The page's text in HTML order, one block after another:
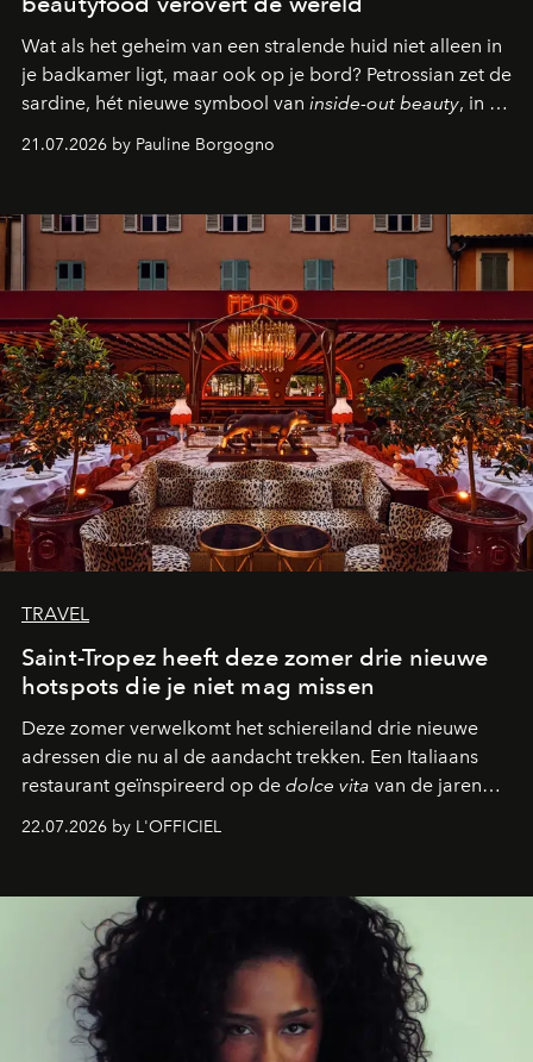
Wat als het geheim van een stralende huid niet alleen in
je badkamer ligt, maar ook op je bord? Petrossian zet de
sardine, hét nieuwe symbool van inside-out beauty, in de
kijker met twee gastronomische creaties.
21.07.2026 by Pauline Borgogno
TRAVEL
Saint-Tropez heeft deze zomer drie nieuwe
hotspots die je niet mag missen
Deze zomer verwelkomt het schiereiland drie nieuwe
adressen die nu al de aandacht trekken. Een Italiaans
restaurant geïnspireerd op de dolce vita van de jaren
zestig, een Japanse hotspot die na zonsondergang
verandert in een bruisende ontmoetingsplek en de
neerstrijkt in Saint-Tropez. Dit zijn de nieuwe adressen
die deze zomer de toon zetten, van lange lunches tot
zwoele nachten.
22.07.2026 by L'OFFICIEL